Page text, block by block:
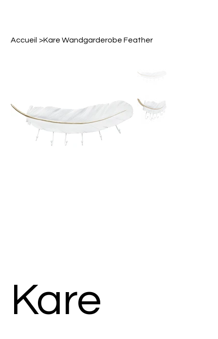
Accueil >Kare Wandgarderobe Feather
Kare